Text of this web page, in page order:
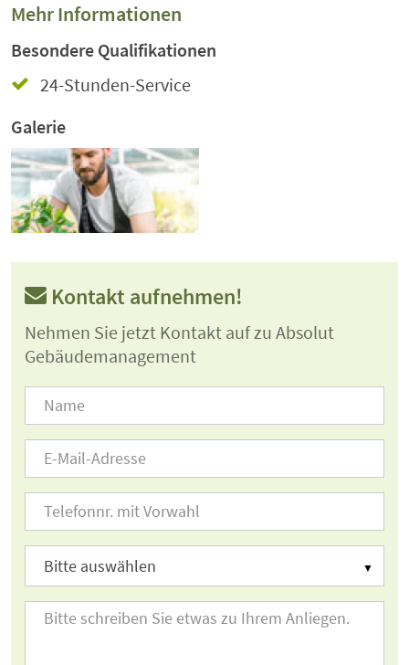
Mehr Informationen
Besondere Qualifikationen
24-Stunden-Service
Galerie
Kontakt aufnehmen!
Nehmen Sie jetzt Kontakt auf zu Absolut
Gebäudemanagement